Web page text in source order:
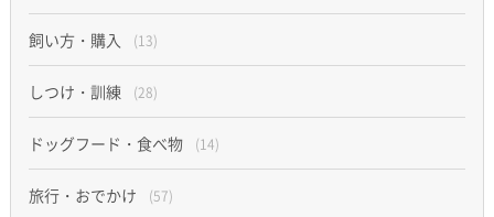
飼い方・購入 (13)
しつけ・訓練 (28)
ドッグフード・食べ物 (14)
旅行・おでかけ (57)